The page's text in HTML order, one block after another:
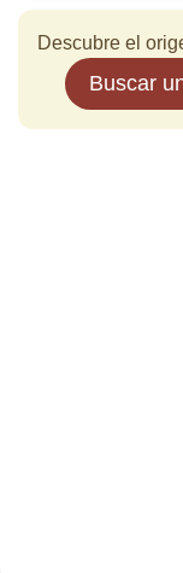
Descubre el
Buscar